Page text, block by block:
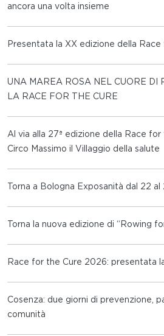
ancora una volta insieme
Presentata la XX edizione della
UNA MAREA ROSA NEL CUORE DI
LA RACE FOR THE CURE
Al via alla 27ª edizione della Race for
Circo Massimo il Villaggio della salute
Torna a Bologna Exposanità dal 22 al
Torna la nuova edizione di “Rowing
Race for the Cure 2026: presentata
Cosenza: due giorni di prevenzione,
comunità